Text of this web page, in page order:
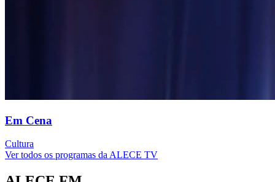
Em Cena
Cultura
Ver todos os programas da ALECE TV